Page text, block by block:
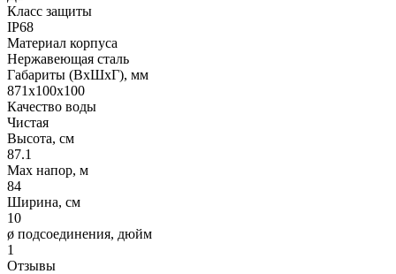
Класс защиты
IP68
Материал корпуса
Нержавеющая сталь
Габариты (ВхШхГ), мм
871х100х100
Качество воды
Чистая
Высота, см
87.1
Max напор, м
84
Ширина, см
10
ø подсоединения, дюйм
1
Отзывы